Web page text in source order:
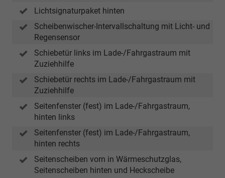
Lichtsignaturpaket hinten
Scheibenwischer-Intervallschaltung mit Licht- und
Regensensor
Schiebetür links im Lade-/Fahrgastraum mit
Zuziehhilfe
Schiebetür rechts im Lade-/Fahrgastraum mit
Zuziehhilfe
Seitenfenster (fest) im Lade-/Fahrgastraum,
hinten links
Seitenfenster (fest) im Lade-/Fahrgastraum,
hinten rechts
Seitenscheiben vorn in Wärmeschutzglas,
Seitenscheiben hinten und Heckscheibe